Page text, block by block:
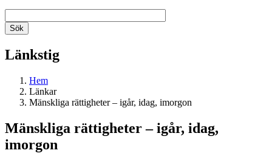
Länkstig
Hem
Länkar
Mänskliga rättigheter – igår, idag, imorgon
Mänskliga rättigheter – igår, idag,
imorgon